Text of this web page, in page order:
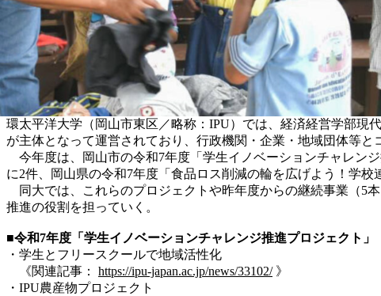
環太平洋大学（岡山市東区／略称：IPU）では、経済経営学部現
が主体となって運営されており、行政機関・企業・地域団体等
今年度は、岡山市の令和7年度「学生イノベーションチャレン
に2件、岡山県の令和7年度「食品ロス削減の輪を広げよう！学
同大では、これらのプロジェクトや昨年度からの継続事業（5
推進の役割を担っていく。
■令和7年度「学生イノベーションチャレンジ推進プロジェクト」
・学生とフリースクールで地域活性化
《関連記事： https://ipu-japan.ac.jp/news/33102/》
・IPU農産物プロジェクト